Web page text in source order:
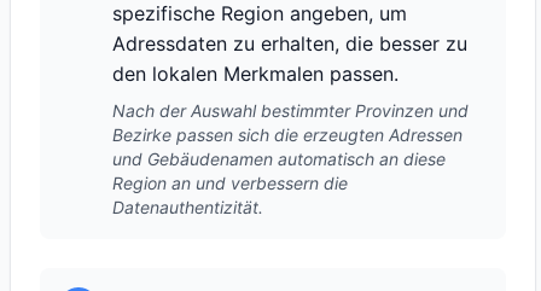
spezifische Region angeben, um
Adressdaten zu erhalten, die besser zu
den lokalen Merkmalen passen.
Nach der Auswahl bestimmter Provinzen und
Bezirke passen sich die erzeugten Adressen
und Gebäudenamen automatisch an diese
Region an und verbessern die
Datenauthentizität.